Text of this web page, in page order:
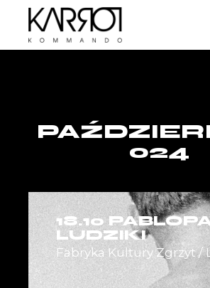
024
18.10
LUDZIKI
Fabryka Kultury Zgrzyt /